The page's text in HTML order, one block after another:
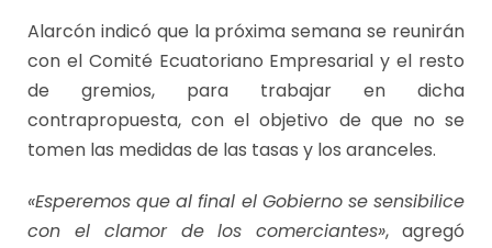
Alarcón indicó que la próxima semana se reunirán
con el Comité Ecuatoriano Empresarial y el resto
de gremios, para trabajar en dicha
contrapropuesta, con el objetivo de que no se
tomen las medidas de las tasas y los aranceles.
«Esperemos que al final el Gobierno se sensibilice
con el clamor de los comerciantes», agregó